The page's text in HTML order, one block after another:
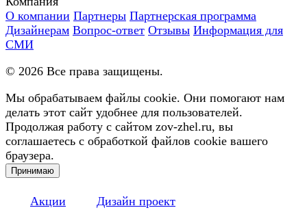
О компании Партнеры Партнерская программа
Дизайнерам Вопрос-ответ Отзывы Информация для
СМИ
© 2026 Все права защищены.
Мы обрабатываем файлы cookie. Они помогают нам
делать этот сайт удобнее для пользователей.
Продолжая работу с сайтом zov-zhel.ru, вы
соглашаетесь с обработкой файлов cookie вашего
браузера.
Принимаю
Акции Дизайн проект